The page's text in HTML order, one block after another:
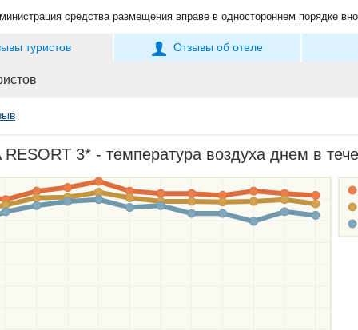
средства размещения вправе в одностороннем порядке
туристов Отзывы об отеле
RESORT 3* - температура воздуха днем в